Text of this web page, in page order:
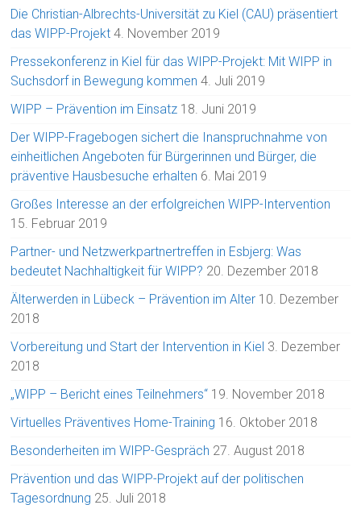
Die Christian-Albrechts-Universität zu Kiel (CAU) präsentiert
das WIPP-Projekt 4. November 2019
Pressekonferenz in Kiel für das WIPP-Projekt: Mit WIPP in
Suchsdorf in Bewegung kommen 4. Juli 2019
WIPP – Prävention im Einsatz 18. Juni 2019
Der WIPP-Fragebogen sichert die Inanspruchnahme von
einheitlichen Angeboten für Bürgerinnen und Bürger, die
präventive Hausbesuche erhalten 6. Mai 2019
Großes Interesse an der erfolgreichen WIPP-Intervention
15. Februar 2019
Partner- und Netzwerkpartnertreffen in Esbjerg: Was
bedeutet Nachhaltigkeit für WIPP? 20. Dezember 2018
Älterwerden in Lübeck – Prävention im Alter 10. Dezember
2018
Vorbereitung und Start der Intervention in Kiel 3. Dezember
2018
„WIPP – Bericht eines Teilnehmers“ 19. November 2018
Virtuelles Präventives Home-Training 16. Oktober 2018
Besonderheiten im WIPP-Gespräch 27. August 2018
Prävention und das WIPP-Projekt auf der politischen
Tagesordnung 25. Juli 2018